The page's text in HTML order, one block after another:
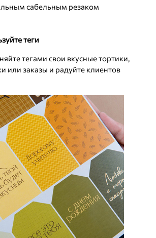
сабельным резаком
теги
тегами свои вкусные тортики,
или заказы и радуйте клиентов